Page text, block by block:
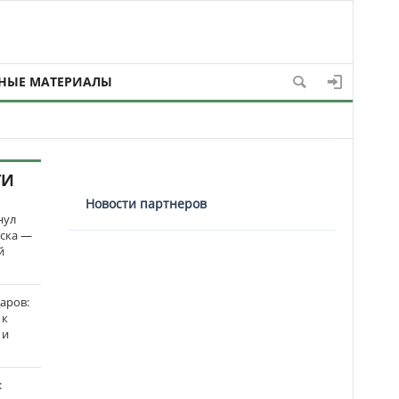
МАТЕРИАЛЫ
—
Новости партнеров